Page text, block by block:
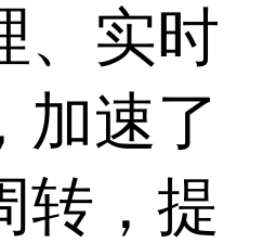
、实时
加速了
转，提